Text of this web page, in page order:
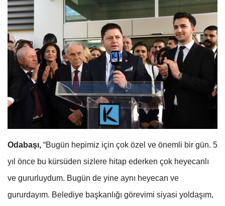
Odabaşı, “Bugün hepimiz için çok özel ve önemli bir gün. 5
yıl önce bu kürsüden sizlere hitap ederken çok heyecanlı
ve gururluydum. Bugün de yine aynı heyecan ve
gururdayım. Belediye başkanlığı görevimi siyasi yoldaşım,